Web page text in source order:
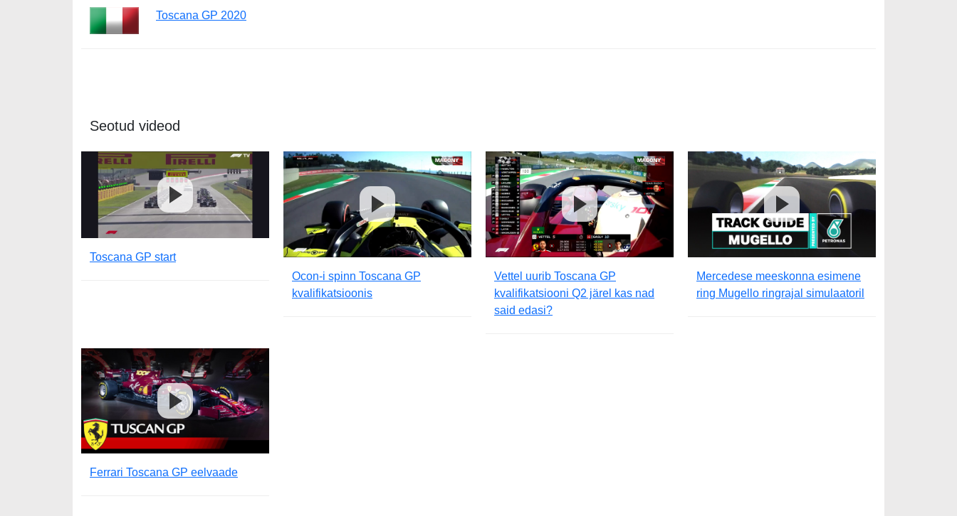
Toscana GP 2020
Seotud videod
Toscana GP start
Ocon-i spinn Toscana GP
kvalifikatsioonis
Vettel uurib Toscana GP
kvalifikatsiooni Q2 järel kas nad
said edasi?
Mercedese meeskonna esimene
ring Mugello ringrajal simulaatoril
Ferrari Toscana GP eelvaade